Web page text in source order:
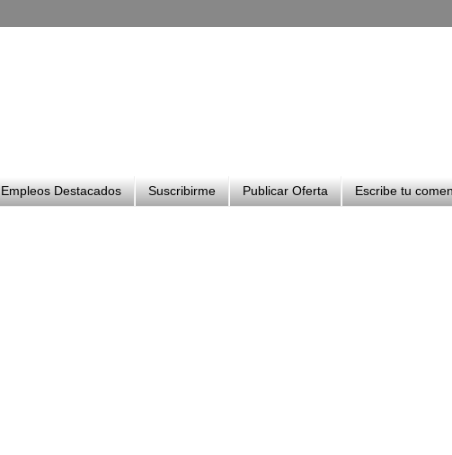
Empleos Destacados Suscribirme Publicar Oferta Escribe tu